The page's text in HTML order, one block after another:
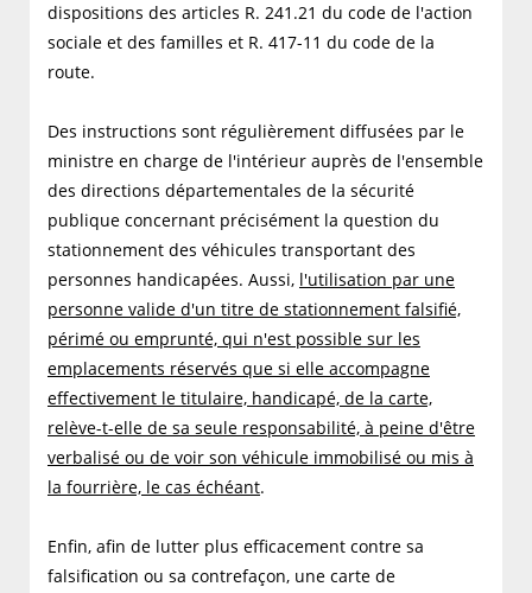
dispositions des articles R. 241.21 du code de l'action
sociale et des familles et R. 417-11 du code de la
route.
Des instructions sont régulièrement diffusées par le
ministre en charge de l'intérieur auprès de l'ensemble
des directions départementales de la sécurité
publique concernant précisément la question du
stationnement des véhicules transportant des
personnes handicapées. Aussi, l'utilisation par une
personne valide d'un titre de stationnement falsifié,
périmé ou emprunté, qui n'est possible sur les
emplacements réservés que si elle accompagne
effectivement le titulaire, handicapé, de la carte,
relève-t-elle de sa seule responsabilité, à peine d'être
verbalisé ou de voir son véhicule immobilisé ou mis à
la fourrière, le cas échéant.
Enfin, afin de lutter plus efficacement contre sa
falsification ou sa contrefaçon, une carte de